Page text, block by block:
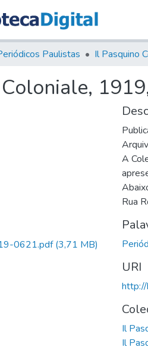
Paulistas Il Pasquino
0621.pdf(3,71 MB)
A
Rua
URI
Il
Il